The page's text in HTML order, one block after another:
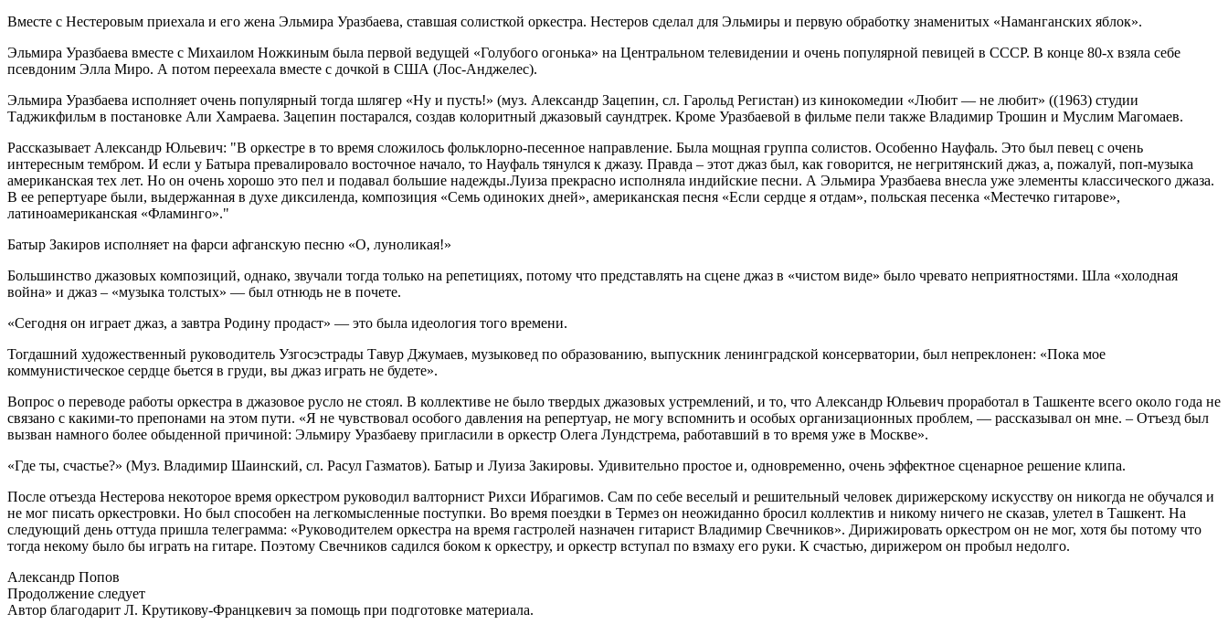
Вместе с Нестеровым приехала и его жена Эльмира Уразбаева, ставшая солисткой оркестра. Нестеров сделал для Эльмиры и первую обработку знаменитых «Наманганских яблок».
Эльмира Уразбаева вместе с Михаилом Ножкиным была первой ведущей «Голубого огонька» на Центральном телевидении и очень популярной певицей в СССР. В конце 80-х взяла себе
псевдоним Элла Миро. А потом переехала вместе с дочкой в США (Лос-Анджелес).
Эльмира Уразбаева исполняет очень популярный тогда шлягер «Ну и пусть!» (муз. Александр Зацепин, сл. Гарольд Регистан) из кинокомедии «Любит — не любит» ((1963) студии
Таджикфильм в постановке Али Хамраева. Зацепин постарался, создав колоритный джазовый саундтрек. Кроме Уразбаевой в фильме пели также Владимир Трошин и Муслим Магомаев.
Рассказывает Александр Юльевич:
В оркестре в то время сложилось фольклорно-песенное направление. Была мощная группа солистов. Особенно Науфаль. Это был певец с очень
интересным тембром. И если у Батыра превалировало восточное начало, то Науфаль тянулся к джазу. Правда – этот джаз был, как говорится, не негритянский джаз, а, пожалуй, поп-музыка
американская тех лет. Но он очень хорошо это пел и подавал большие надежды.Луиза прекрасно исполняла индийские песни. А Эльмира Уразбаева внесла уже элементы классического джаза.
В ее репертуаре были, выдержанная в духе диксиленда, композиция «Семь одиноких дней», американская песня «Если сердце я отдам», польская песенка «Местечко гитарове»,
латиноамериканская «Фламинго».
Батыр Закиров исполняет на фарси афганскую песню «О, луноликая!»
Большинство джазовых композиций, однако, звучали тогда только на репетициях, потому что представлять на сцене джаз в «чистом виде» было чревато неприятностями. Шла «холодная
война» и джаз – «музыка толстых» — был отнюдь не в почете.
«Сегодня он играет джаз, а завтра Родину продаст» — это была идеология того времени.
Тогдашний художественный руководитель Узгосэстрады Тавур Джумаев, музыковед по образованию, выпускник ленинградской консерватории, был непреклонен: «Пока мое
коммунистическое сердце бьется в груди, вы джаз играть не будете».
Вопрос о переводе работы оркестра в джазовое русло не стоял. В коллективе не было твердых джазовых устремлений, и то, что Александр Юльевич проработал в Ташкенте всего около года не
связано с какими-то препонами на этом пути. «Я не чувствовал особого давления на репертуар, не могу вспомнить и особых организационных проблем, — рассказывал он мне. – Отъезд был
вызван намного более обыденной причиной: Эльмиру Уразбаеву пригласили в оркестр Олега Лундстрема, работавший в то время уже в Москве».
«Где ты, счастье?» (Муз. Владимир Шаинский, сл. Расул Газматов). Батыр и Луиза Закировы. Удивительно простое и, одновременно, очень эффектное сценарное решение клипа.
После отъезда Нестерова некоторое время оркестром руководил валторнист Рихси Ибрагимов. Сам по себе веселый и решительный человек дирижерскому искусству он никогда не обучался и
не мог писать оркестровки. Но был способен на легкомысленные поступки. Во время поездки в Термез он неожиданно бросил коллектив и никому ничего не сказав, улетел в Ташкент. На
следующий день оттуда пришла телеграмма: «Руководителем оркестра на время гастролей назначен гитарист Владимир Свечников». Дирижировать оркестром он не мог, хотя бы потому что
тогда некому было бы играть на гитаре. Поэтому Свечников садился боком к оркестру, и оркестр вступал по взмаху его руки. К счастью, дирижером он пробыл недолго.
Александр Попов
Продолжение следует
Автор благодарит Л. Крутикову-Францкевич за помощь при подготовке материала.